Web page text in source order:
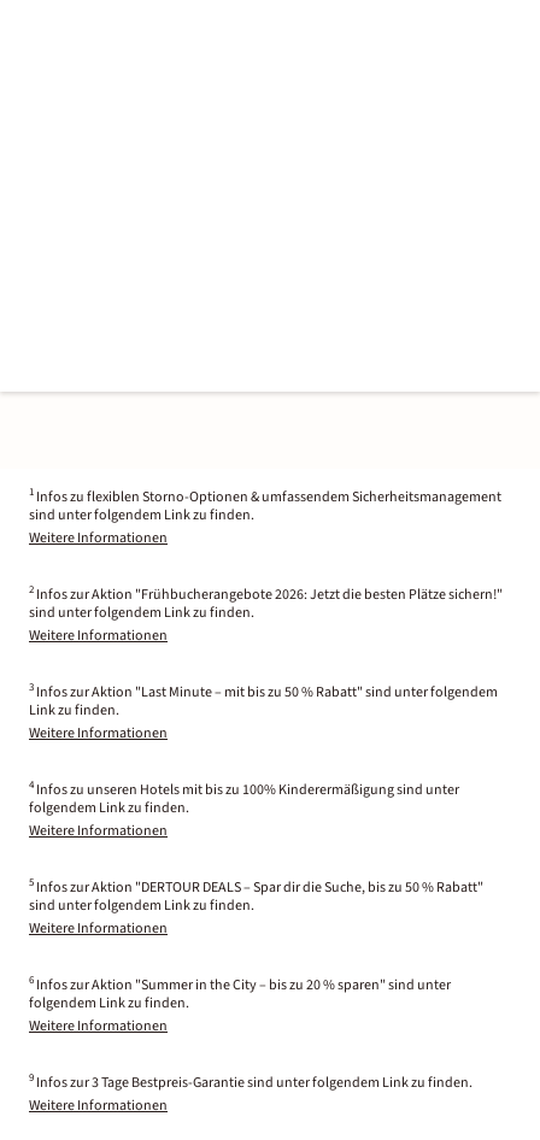
1 Infos zu flexiblen Storno-Optionen & umfassendem Sicherheitsmanagement
sind unter folgendem Link zu finden.
Weitere Informationen
2 Infos zur Aktion "Frühbucherangebote 2026: Jetzt die besten Plätze sichern!"
sind unter folgendem Link zu finden.
Weitere Informationen
3 Infos zur Aktion "Last Minute – mit bis zu 50 % Rabatt" sind unter folgendem
Link zu finden.
Weitere Informationen
4 Infos zu unseren Hotels mit bis zu 100% Kinderermäßigung sind unter
folgendem Link zu finden.
Weitere Informationen
5 Infos zur Aktion "DERTOUR DEALS – Spar dir die Suche, bis zu 50 % Rabatt"
sind unter folgendem Link zu finden.
Weitere Informationen
6 Infos zur Aktion "Summer in the City – bis zu 20 % sparen" sind unter
folgendem Link zu finden.
Weitere Informationen
9 Infos zur 3 Tage Bestpreis-Garantie sind unter folgendem Link zu finden.
Weitere Informationen